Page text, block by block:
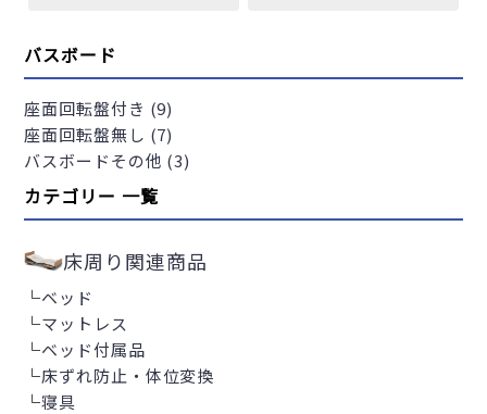
バスボード
座面回転盤付き (9)
座面回転盤無し (7)
バスボードその他 (3)
カテゴリー 一覧
床周り関連商品
└ベッド
└マットレス
└ベッド付属品
└床ずれ防止・体位変換
└寝具